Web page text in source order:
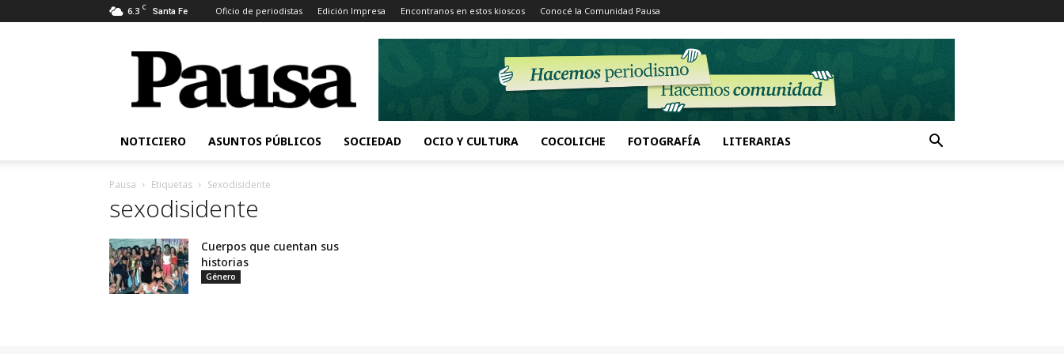
6.3 C Santa Fe Oficio de periodistas Edición Impresa Encontranos en estos kioscos Conocé la Comunidad Pausa
Pausa
NOTICIERO ASUNTOS PÚBLICOS SOCIEDAD OCIO Y CULTURA COCOLICHE FOTOGRAFÍA LITERARIAS
Pausa Etiquetas Sexodisidente
sexodisidente
Cuerpos que cuentan sus
historias
Género